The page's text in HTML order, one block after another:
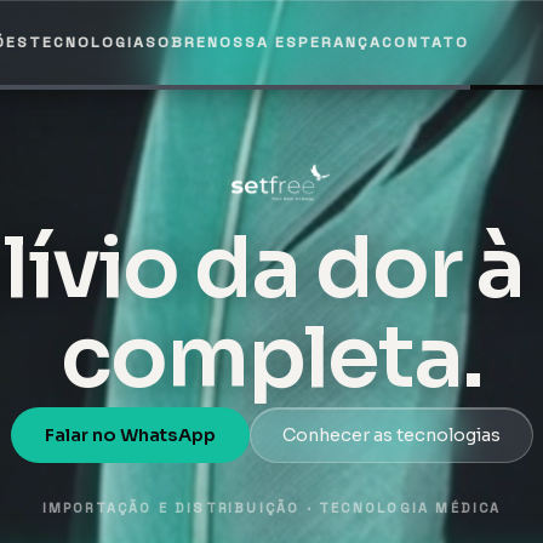
da dor
completa.
Falar no WhatsApp Conhecer as tecnologias
IMPORTAÇÃO E DISTRIBUIÇÃO · TECNOLOGIA MÉDICA